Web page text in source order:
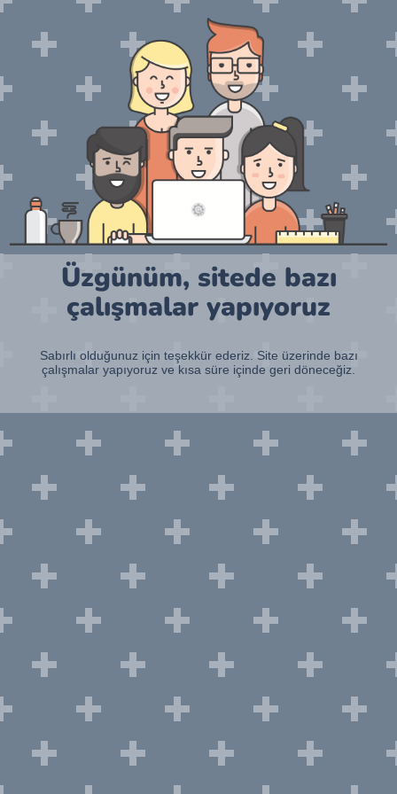
Üzgünüm, sitede bazı
çalışmalar yapıyoruz
Sabırlı olduğunuz için teşekkür ederiz. Site üzerinde bazı
çalışmalar yapıyoruz ve kısa süre içinde geri döneceğiz.